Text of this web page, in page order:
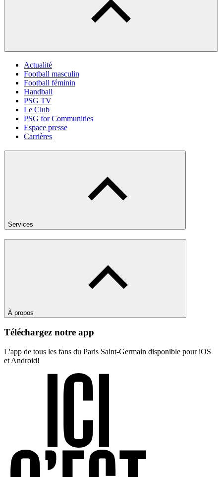
Actualité
Football masculin
Football féminin
Handball
PSG TV
Le Club
PSG for Communities
Espace presse
Carrières
Services
À propos
Téléchargez notre app
L'app de tous les fans du Paris Saint-Germain disponible pour iOS
et Android!